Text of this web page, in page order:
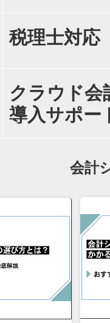
税理士対応
クラウド会
導入サポー
会計